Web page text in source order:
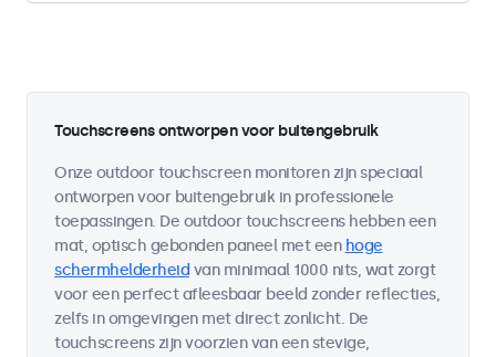
Touchscreens ontworpen voor buitengebruik
Onze outdoor touchscreen monitoren zijn speciaal
ontworpen voor buitengebruik in professionele
toepassingen. De outdoor touchscreens hebben een
mat, optisch gebonden paneel met een hoge
schermhelderheid van minimaal 1000 nits, wat zorgt
voor een perfect afleesbaar beeld zonder reflecties,
zelfs in omgevingen met direct zonlicht. De
touchscreens zijn voorzien van een stevige,